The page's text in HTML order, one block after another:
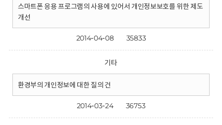
스마트폰 응용 프로그램의 사용에 있어서 개인정보보호를 위한 제도
개선
2014-04-08 35833
기타
환경부의 개인정보에 대한 질의 건
2014-03-24 36753